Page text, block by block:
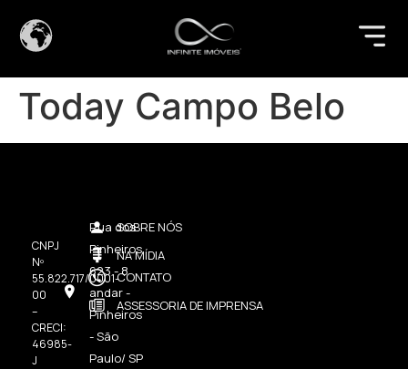
Today Campo Belo
CNPJ
Nº
55.822.717/0001-
00
–
CRECI:
46985-
J
Rua dos
Pinheiros,
623 - 8
andar -
Pinheiros
- São
Paulo/ SP
SOBRE NÓS
NA MÍDIA
CONTATO
ASSESSORIA DE IMPRENSA